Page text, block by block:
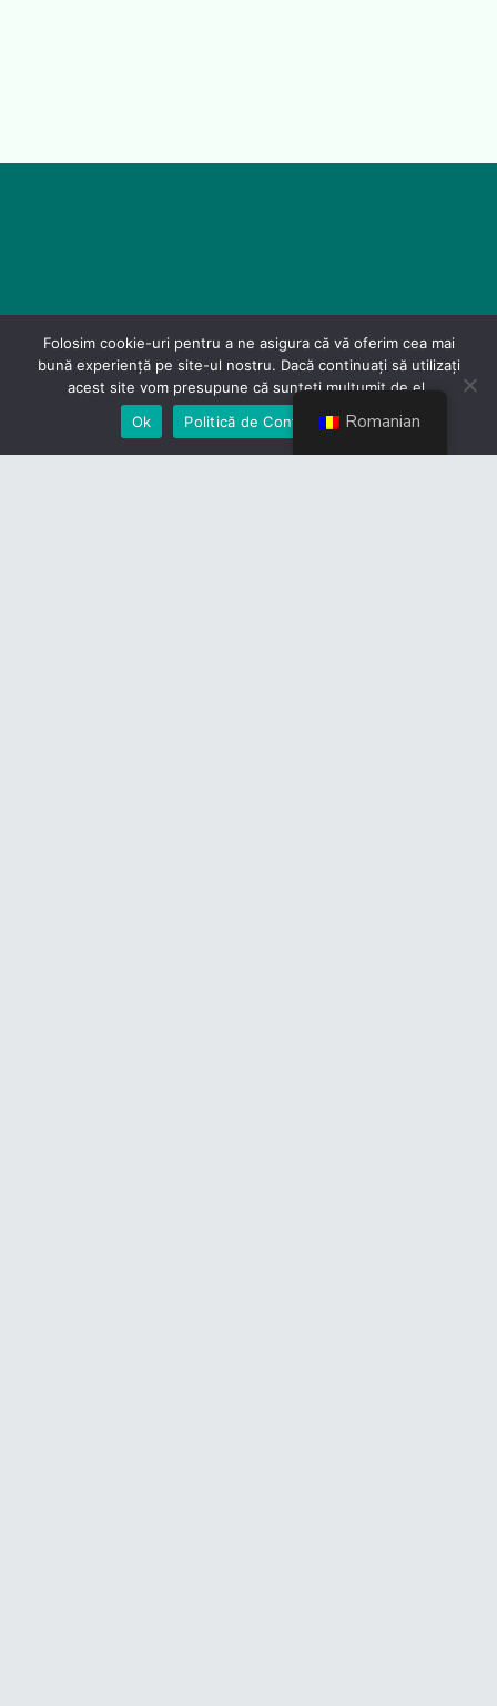
Romanian
Folosim cookie-uri pentru a ne asigura că vă oferim cea mai
bună experiență pe site-ul nostru. Dacă continuați să utilizați
acest site vom presupune că sunteți mulțumit de el.
Ok
Politică de Confidențialiate